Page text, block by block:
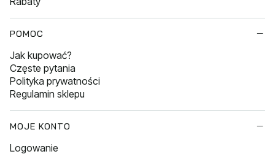
POMOC
Jak kupować?
Częste pytania
Polityka prywatności
Regulamin sklepu
MOJE KONTO
Logowanie